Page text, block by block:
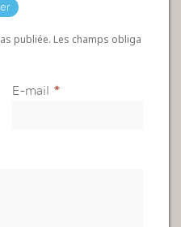
publiée. Les champs obliga
E-mail *